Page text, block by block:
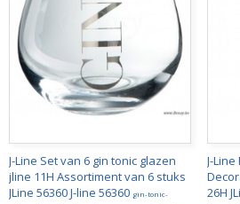
J-Line Set van 6 gin tonic glazen
jline 11H Assortiment van 6 stuks
JLine 56360 J-line 56360 gin-tonic-
J-
26H